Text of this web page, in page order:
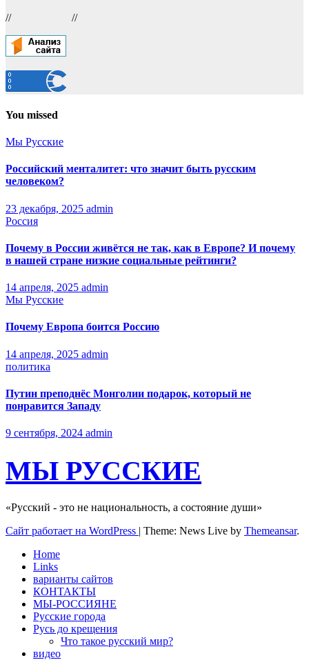
// //
You missed
Мы Русские
Российский менталитет: что значит быть русским
человеком?
23 декабря, 2025 admin
Россия
Почему в России живётся не так, как в Европе? И почему
в нашей стране низкие социальные рейтинги?
14 апреля, 2025 admin
Мы Русские
Почему Европа боится Россию
14 апреля, 2025 admin
политика
Путин преподнёс Монголии подарок, который не
понравится Западу
9 сентября, 2024 admin
МЫ РУССКИЕ
«Русский - это не национальность, а состояние души»
Сайт работает на WordPress | Theme: News Live by Themeansar.
Home
Links
варианты сайтов
КОНТАКТЫ
МЫ-РОССИЯНЕ
Русские города
Русь до крещения
Что такое русский мир?
видео